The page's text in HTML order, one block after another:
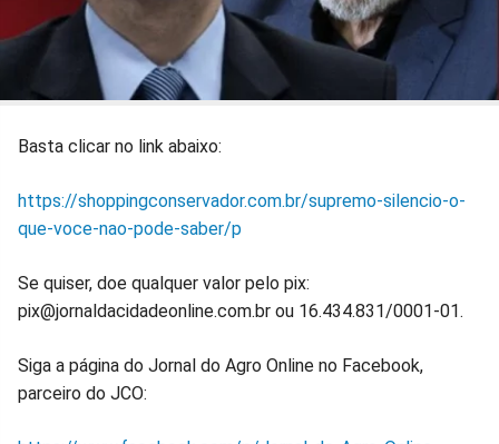
Basta clicar no link abaixo:
https://shoppingconservador.com.br/supremo-silencio-o-
que-voce-nao-pode-saber/p
Se quiser, doe qualquer valor pelo pix:
pix@jornaldacidadeonline.com.br ou 16.434.831/0001-01.
Siga a página do Jornal do Agro Online no Facebook,
parceiro do JCO: